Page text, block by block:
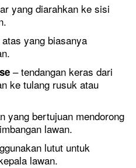
yang diarahkan ke sisi
yang biasanya
– tendangan keras dari
ke tulang rusuk atau
yang bertujuan mendorong
lawan.
lutut untuk
lawan.